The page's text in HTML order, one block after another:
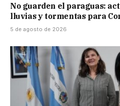
No guarden el paraguas:
lluvias y tormentas para
5 de agosto de 2026